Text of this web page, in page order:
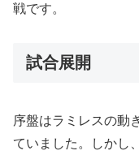
戦です。
試合展開
序盤はラミレスの動
ていました。しかし